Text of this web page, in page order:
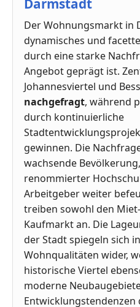
Darmstadt
Der Wohnungsmarkt in
dynamisches und
durch eine starke
Angebot geprägt ist.
Johannesviertel und
nachgefragt, während
durch kontinuierliche
gewinnen. Die
wachsende
renommierter
Arbeitgeber weiter
treiben sowohl den
Kaufmarkt an. Die
der Stadt spiegeln sich
Wohnqualitäten wider,
historische Viertel
moderne
Entwicklungstendenzen